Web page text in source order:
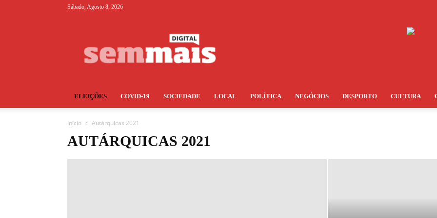
Sábado, Agosto 8, 2026
ELEIÇÕES COVID-19 SOCIEDADE LOCAL POLÍTICA NEGÓCIOS DESPORTO CULTURA
Início Autárquicas 2021
AUTÁRQUICAS 2021